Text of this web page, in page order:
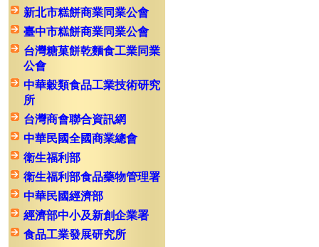
新北市糕餅商業同業公會
臺中市糕餅商業同業公會
台灣糖菓餅乾麵食工業同業
公會
中華穀類食品工業技術研究
所
台灣商會聯合資訊網
中華民國全國商業總會
衛生福利部
衛生福利部食品藥物管理署
中華民國經濟部
經濟部中小及新創企業署
食品工業發展研究所